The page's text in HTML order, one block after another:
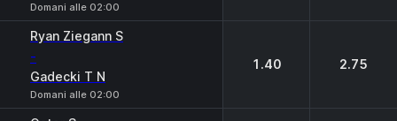
Domani alle 02:00
Ryan Ziegann S
-
Gadecki T N
Domani alle 02:00
1.40 2.75